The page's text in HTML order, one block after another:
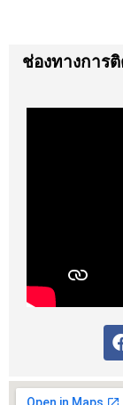
ช่องทางการ